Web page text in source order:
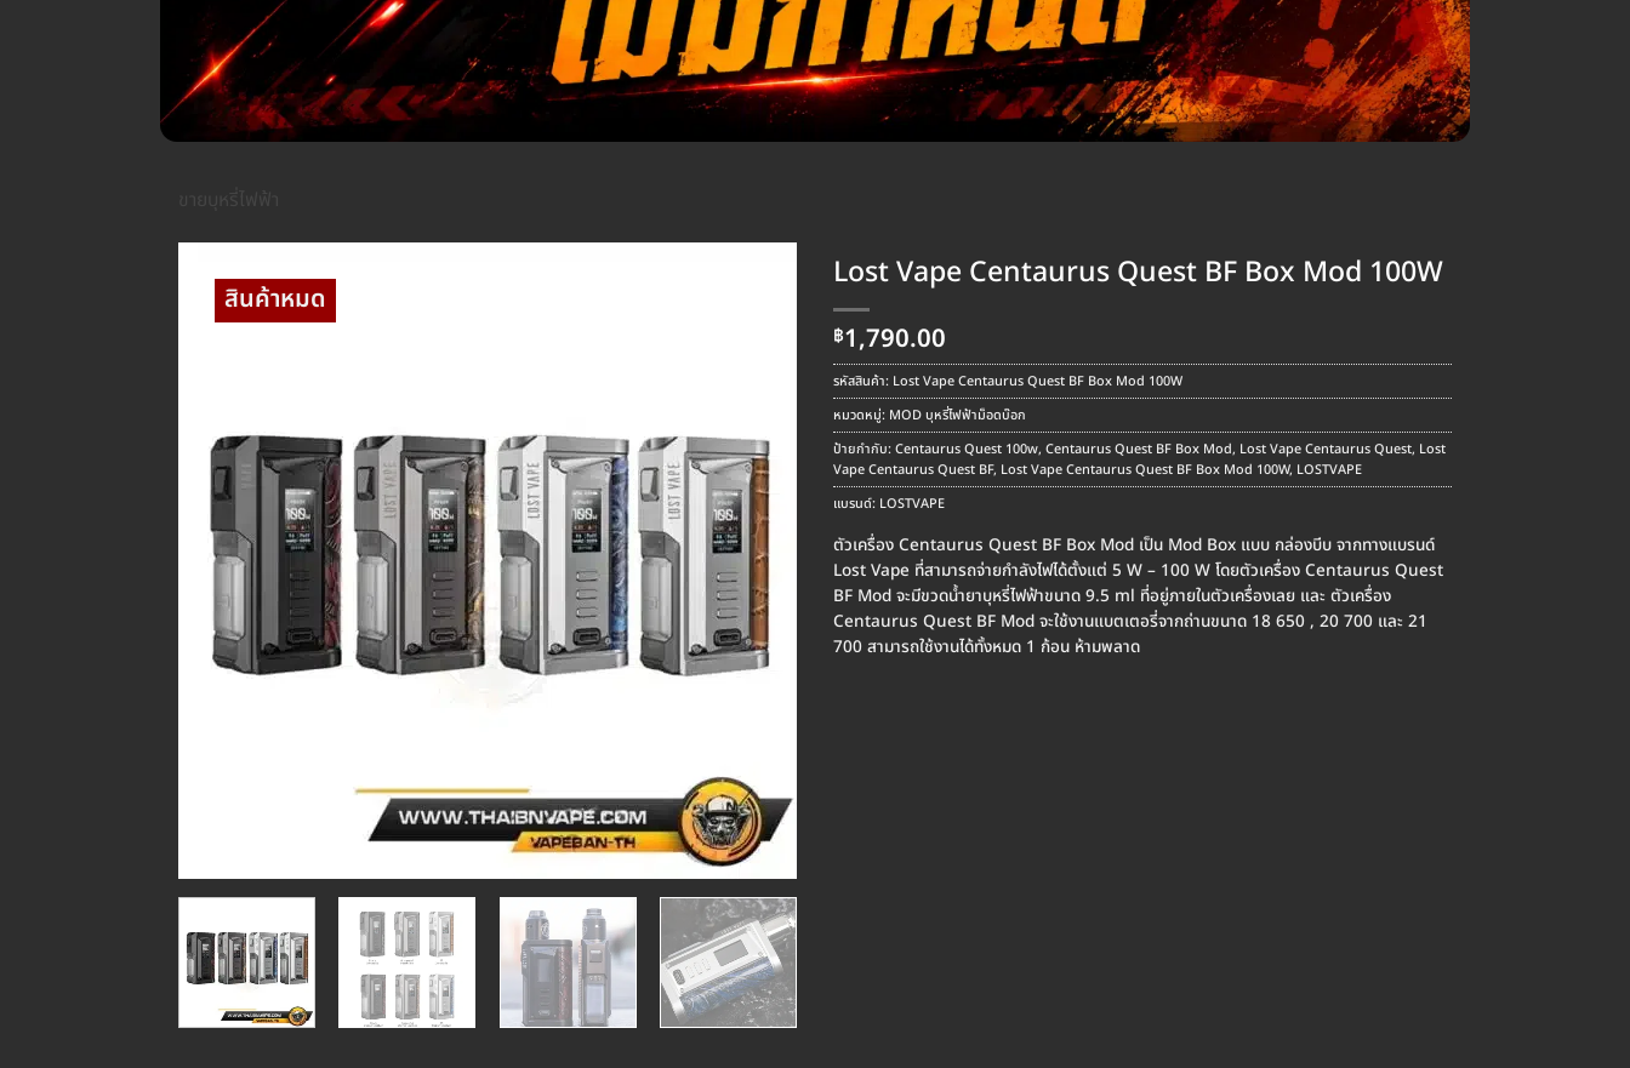
Lost Vape Centaurus Quest BF Box Mod 100W
฿1,790.00
รหัสสินค้า: Lost Vape Centaurus Quest BF Box Mod 100W
หมวดหมู่: MOD บุหรี่ไฟฟ้าม็อดบ๊อก
ป้ายกำกับ:Centaurus Quest 100w, Centaurus Quest BF Box Mod, Lost Vape Centaurus Quest, Lost
Vape Centaurus Quest BF, Lost Vape Centaurus Quest BF Box Mod 100W, LOSTVAPE
แบรนด์: LOSTVAPE
ตัวเครื่อง Centaurus Quest BF Box Mod เป็น Mod Box แบบ กล่องบีบ จากทางแบรนด์
Lost Vape ที่สามารถจ่ายกำลังไฟได้ตั้งแต่ 5 W – 100 W โดยตัวเครื่อง Centaurus Quest
BF Mod จะมีขวดน้ำยาบุหรี่ไฟฟ้าขนาด 9.5 ml ที่อยู่ภายในตัวเครื่องเลย และ ตัวเครื่อง
Centaurus Quest BF Mod จะใช้งานแบตเตอรี่จากถ่านขนาด 18 650 , 20 700 และ 21
700 สามารถใช้งานได้ทั้งหมด 1 ก้อน ห้ามพลาด